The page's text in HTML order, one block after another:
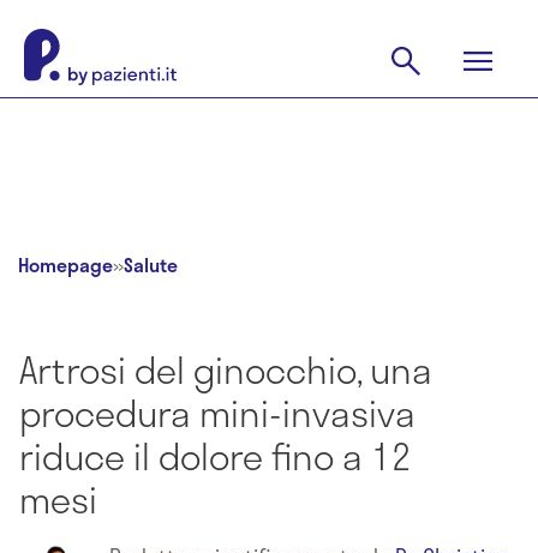
Homepage»Salute
Artrosi del ginocchio, una
procedura mini-invasiva
riduce il dolore fino a 12
mesi